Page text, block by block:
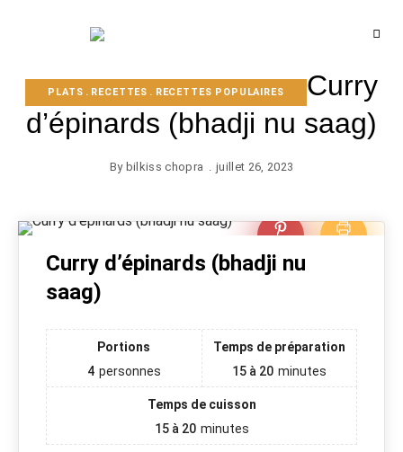
et
de
l'Océan
indien
PLATS RECETTES RECETTES POPULAIRES
Curry
d’épinards (bhadji nu saag)
By bilkiss chopra juillet 26, 2023
Curry d’épinards (bhadji nu
saag)
Portions
4 personnes
Temps de préparation
15 à 20 minutes
Temps de cuisson
15 à 20 minutes